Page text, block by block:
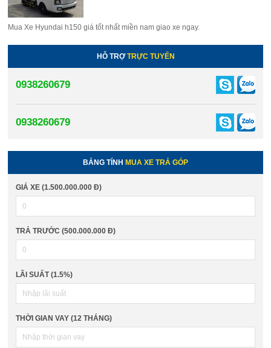
Mua Xe Hyundai h150 giá tốt nhất miền nam giao xe ngay.
HỖ TRỢTRỰC TUYẾN
0938260679
0938260679
BẢNG TÍNH MUA XE TRẢ GÓP
GIÁ XE (1.500.000.000 Đ)
TRẢ TRƯỚC (500.000.000 Đ)
LÃI SUẤT (1.5%)
THỜI GIAN VAY (12 THÁNG)